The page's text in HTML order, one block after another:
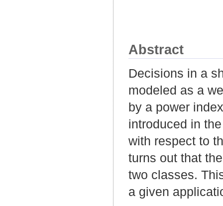
Abstract
Decisions in a
modeled as a
by a power
introduced in
with respect to
turns out that
two classes.
a given